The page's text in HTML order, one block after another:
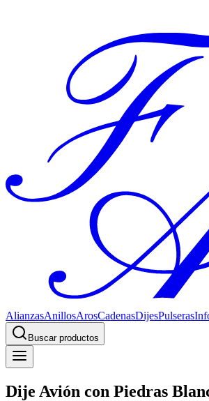
AlianzasAnillosArosCadenasDijesPulseras
Buscar productos
Dije Avión con Piedras